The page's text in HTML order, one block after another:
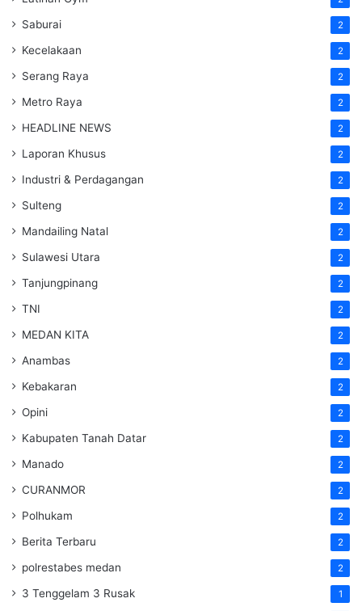
Saburai 2
Kecelakaan 2
Serang Raya 2
Metro Raya 2
HEADLINE NEWS 2
Laporan Khusus 2
Industri & Perdagangan 2
Sulteng 2
Mandailing Natal 2
Sulawesi Utara 2
Tanjungpinang 2
TNI 2
MEDAN KITA 2
Anambas 2
Kebakaran 2
Opini 2
Kabupaten Tanah Datar 2
Manado 2
CURANMOR 2
Polhukam 2
Berita Terbaru 2
polrestabes medan 2
3 Tenggelam 3 Rusak 1